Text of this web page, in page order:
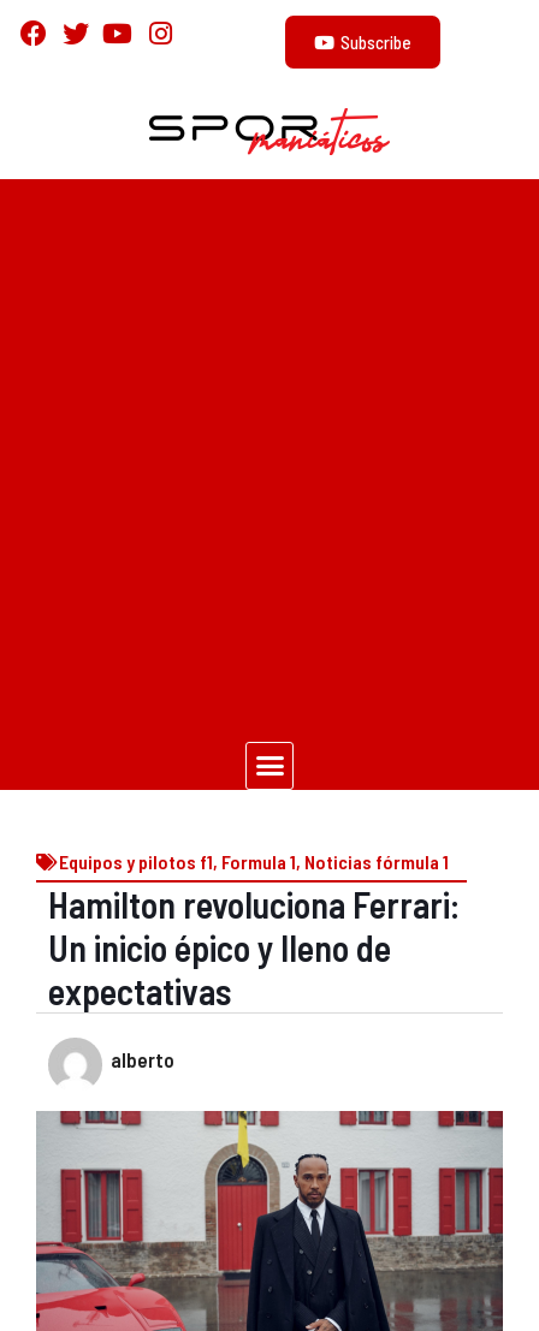
Subscribe
Equipos y pilotos f1, Formula 1, Noticias fórmula 1
Hamilton revoluciona Ferrari:
Un inicio épico y lleno de
expectativas
alberto